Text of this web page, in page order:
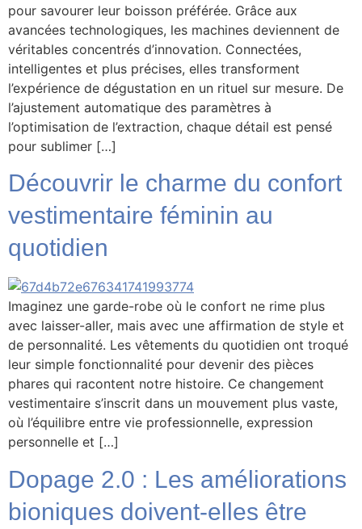
pour savourer leur boisson préférée. Grâce aux
avancées technologiques, les machines deviennent de
véritables concentrés d’innovation. Connectées,
intelligentes et plus précises, elles transforment
l’expérience de dégustation en un rituel sur mesure. De
l’ajustement automatique des paramètres à
l’optimisation de l’extraction, chaque détail est pensé
pour sublimer […]
Découvrir le charme du confort
vestimentaire féminin au
quotidien
Imaginez une garde-robe où le confort ne rime plus
avec laisser-aller, mais avec une affirmation de style et
de personnalité. Les vêtements du quotidien ont troqué
leur simple fonctionnalité pour devenir des pièces
phares qui racontent notre histoire. Ce changement
vestimentaire s’inscrit dans un mouvement plus vaste,
où l’équilibre entre vie professionnelle, expression
personnelle et […]
Dopage 2.0 : Les améliorations
bioniques doivent-elles être